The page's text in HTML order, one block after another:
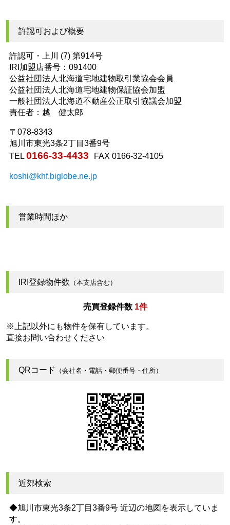
許認可および概要
許認可・上川 (7) 第914号
IRI加盟店番号：091400
公益社団法人北海道宅地建物取引業協会会員
公益社団法人北海道宅地建物保証協会加盟
一般社団法人北海道不動産公正取引協議会加盟
責任者：越 健太郎
〒078-8343
旭川市東光3条2丁目3番9号
TEL 0166-33-4433 FAX 0166-32-4105
koshi@khf.biglobe.ne.jp
営業時間ほか
IRI登録物件数 （本支店含む）
売買登録件数 1件
※上記以外にも物件を保有しています。
直接お問い合わせください
QRコード （会社名・電話・郵便番号・住所）
近郊検索
◆旭川市東光3条2丁目3番9号 近辺の地図を表示していま
す。